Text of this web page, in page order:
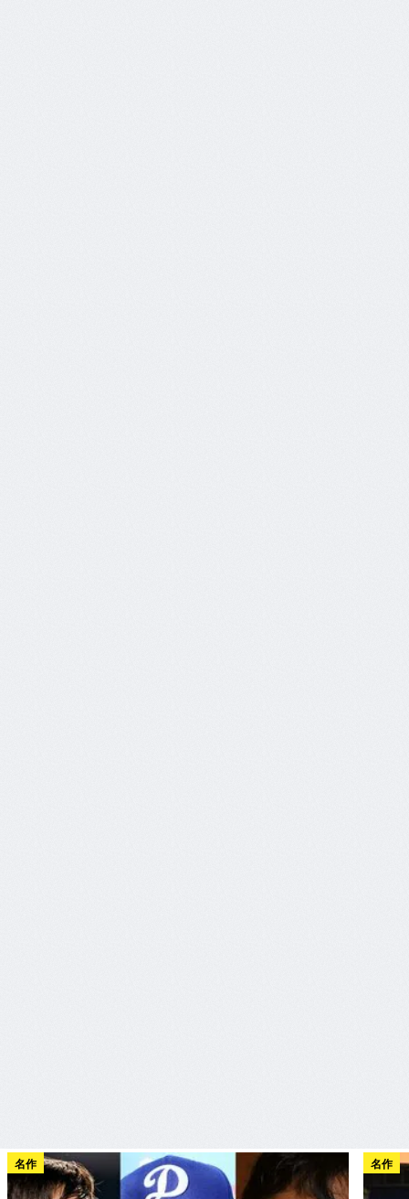
名作 名作